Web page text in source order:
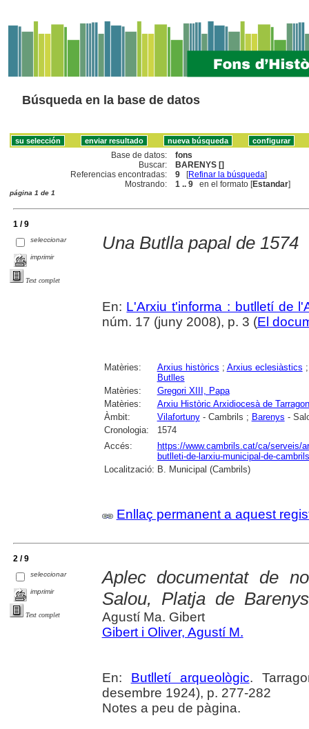
Búsqueda en la base de datos
Base de datos:
fons
Buscar:
BARENYS []
Referencias encontradas:
9 [Refinar la búsqueda]
Mostrando:
1 .. 9 en el formato [Estandar]
página 1 de 1
1 / 9
seleccionar
imprimir
Text complet
Una Butlla papal de 1574
En: L'Arxiu t'informa : butlletí de
núm. 17 (juny 2008), p. 3 (El
Matèries: Arxius històrics ; Arxius eclesiàstics
Butlles
Matèries:
Gregori XIII, Papa
Matèries:
Arxiu Històric Arxidiocesà de
Àmbit:
Vilafortuny- Cambrils ; Barenys -
Cronologia:
1574
Accés:
https://www.cambrils.cat/ca/serveis/
butlleti-de-larxiu-municipal-de-
Localització: B. Municipal (Cambrils)
Enllaç permanent a aquest
2 / 9
seleccionar
imprimir
Text complet
Aplec documentat de
Salou, Platja de
Agustí Ma. Gibert
Gibert i Oliver, Agustí M.
En: Butlletí arqueològic.
desembre 1924), p. 277-282
Notes a peu de pàgina.